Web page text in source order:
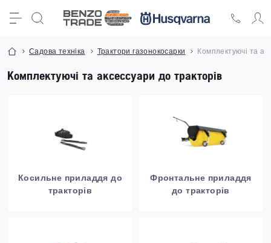
Садова техніка Трактори газонокосарки Комплектуючі та
Комплектуючі та аксессуари до тракторів
Косильне приладдя до
тракторів
Фронтальне приладдя
до тракторів